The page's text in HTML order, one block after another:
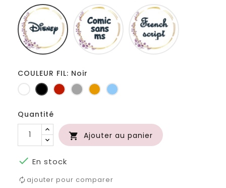
Disney
Comic
sans
ms
COULEUR FIL: Noir
BlancNoir RougeGris
clair
Jaune
d'or
Bleu
Quantité
 Ajouter au panier
 En stock
ajouter pour comparer